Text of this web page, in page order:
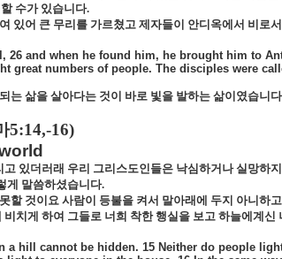
수가 있습니다.
있어 큰 무리를 가르쳤고 제자들이 안디옥에서 비로
26 and when he found him, he brought him to
great numbers of people. The disciples were
는 삶을 살아다는 것이 바로 빛을 발하는 삶이였습니다
5:14,-16)
고 있더러래 우리 그리스도인들은 낙심하거나 실망하
게 말씀하셨습니다.
할 것이요 사람이 등불을 켜서 말아래에 두지 아니하
치게 하여 그들로 너희 착한 행실을 보고 하늘에계신
a hill cannot be hidden. 15 Neither do people